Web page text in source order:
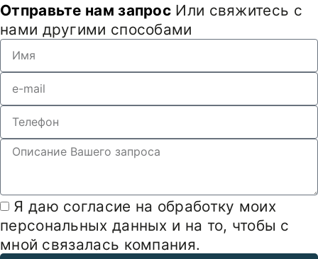
Отправьте нам запрос Или свяжитесь с
нами другими способами
Я даю согласие на обработку моих
персональных данных и на то, чтобы с
мной связалась компания.